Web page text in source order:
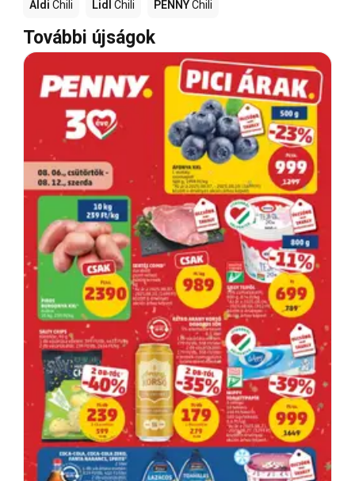
Aldi Chili Lidl Chili PENNYChili
További újságok